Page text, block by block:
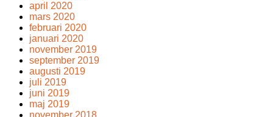
april 2020
mars 2020
februari 2020
januari 2020
november 2019
september 2019
augusti 2019
juli 2019
juni 2019
maj 2019